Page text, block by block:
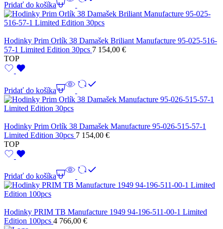
Pridať do košíka
Hodinky Prim Orlík 38 Damašek Briliant Manufacture 95-025-516-
57-1 Limited Edition 30pcs 7 154,00 €
TOP
Pridať do košíka
Hodinky Prim Orlík 38 Damašek Manufacture 95-026-515-57-1
Limited Edition 30pcs 7 154,00 €
TOP
Pridať do košíka
Hodinky PRIM TB Manufacture 1949 94-196-511-00-1 Limited
Edition 100pcs 4 766,00 €